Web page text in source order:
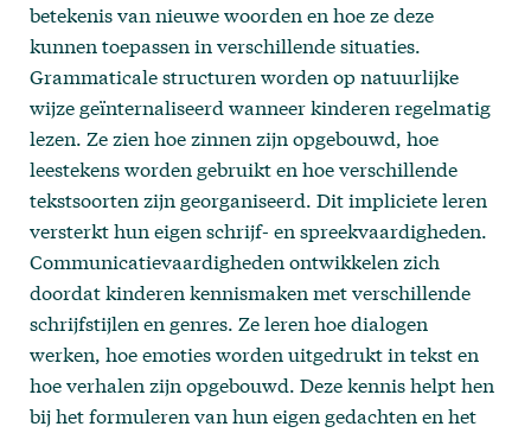
betekenis van nieuwe woorden en hoe ze deze
kunnen toepassen in verschillende situaties.
Grammaticale structuren worden op natuurlijke
wijze geïnternaliseerd wanneer kinderen regelmatig
lezen. Ze zien hoe zinnen zijn opgebouwd, hoe
leestekens worden gebruikt en hoe verschillende
tekstsoorten zijn georganiseerd. Dit impliciete leren
versterkt hun eigen schrijf- en spreekvaardigheden.
Communicatievaardigheden ontwikkelen zich
doordat kinderen kennismaken met verschillende
schrijfstijlen en genres. Ze leren hoe dialogen
werken, hoe emoties worden uitgedrukt in tekst en
hoe verhalen zijn opgebouwd. Deze kennis helpt hen
bij het formuleren van hun eigen gedachten en het